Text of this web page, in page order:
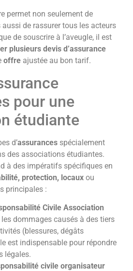
permet non seulement de
de rassurer tous les acteurs
de souscrire à l’aveugle, il est
plusieurs devis d’assurance
offre ajustée au bon tarif.
pour une
étudiante
d’assurances spécialement
des associations étudiantes.
à des impératifs spécifiques en
protection, locaux ou
principales :
Civile Association
les dommages causés à des tiers
(blessures, dégâts
est indispensable pour répondre
légales.
civile organisateur